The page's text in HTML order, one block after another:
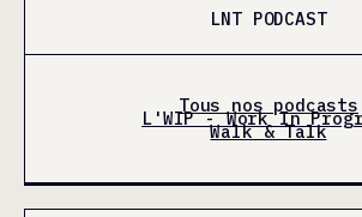
LNT PODCAST
Tous nos podcasts
L'WIP - Work In
Walk & Talk